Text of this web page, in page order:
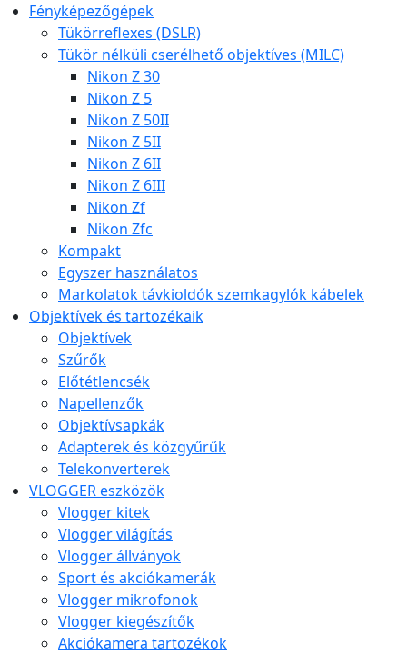
Fényképezőgépek
Tükörreflexes (DSLR)
Tükör nélküli cserélhető objektíves (MILC)
Nikon Z 30
Nikon Z 5
Nikon Z 50II
Nikon Z 5II
Nikon Z 6II
Nikon Z 6III
Nikon Zf
Nikon Zfc
Kompakt
Egyszer használatos
Markolatok távkioldók szemkagylók kábelek
Objektívek és tartozékaik
Objektívek
Szűrők
Előtétlencsék
Napellenzők
Objektívsapkák
Adapterek és közgyűrűk
Telekonverterek
VLOGGER eszközök
Vlogger kitek
Vlogger világítás
Vlogger állványok
Sport és akciókamerák
Vlogger mikrofonok
Vlogger kiegészítők
Akciókamera tartozékok